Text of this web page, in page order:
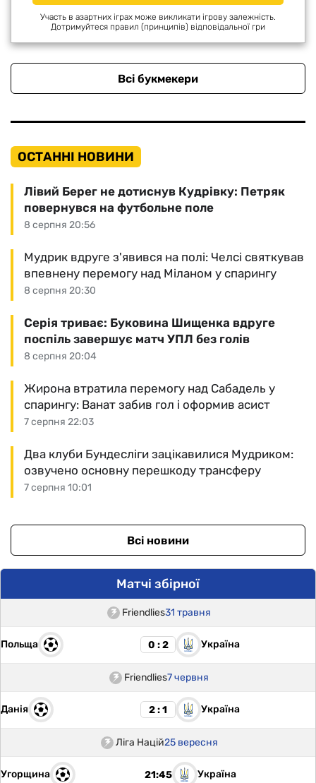
Участь в азартних іграх може викликати ігрову залежність.
Дотримуйтеся правил (принципів) відповідальної гри
Всі букмекери
ОСТАННІ НОВИНИ
8 серпня 20:56
Лівий Берег не дотиснув Кудрівку: Петряк
повернувся на футбольне поле
8 серпня 20:30
Мудрик вдруге з'явився на полі: Челсі святкував
впевнену перемогу над Міланом у спарингу
8 серпня 20:04
Серія триває: Буковина Шищенка вдруге
поспіль завершує матч УПЛ без голів
7 серпня 22:03
Жирона втратила перемогу над Сабадель у
спарингу: Ванат забив гол і оформив асист
7 серпня 10:01
Два клуби Бундесліги зацікавилися Мудриком:
озвучено основну перешкоду трансферу
Всі новини
Матчі збірної
Friendlies31 травня
Польща 0 : 2 Україна
Friendlies7 червня
Данія 2 : 1 Україна
Ліга Націй25 вересня
Угорщина 21:45 Україна